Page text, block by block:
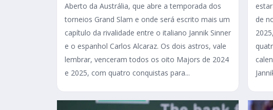
Aberto da Austrália, que abre a temporada dos
torneios Grand Slam e onde será escrito mais um
capítulo da rivalidade entre o italiano Jannik Sinner
e o espanhol Carlos Alcaraz. Os dois astros, vale
lembrar, venceram todos os oito Majors de 2024
e 2025, com quatro conquistas para...
de